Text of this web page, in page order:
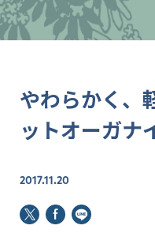
やわらかく、
ットオーガナ
2017.11.20